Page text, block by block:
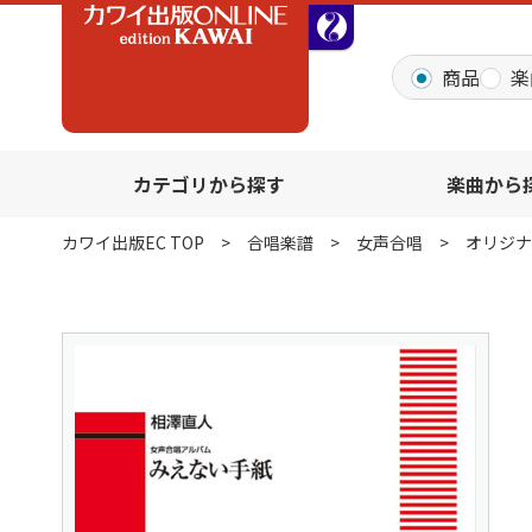
商品
カテゴリから探す 楽曲から
カワイ出版EC TOP 合唱楽譜 女声合唱 オリジ